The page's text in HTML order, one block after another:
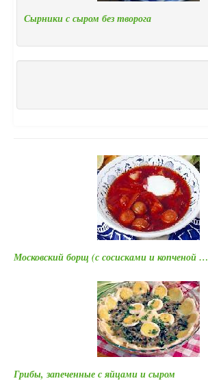
Сырники с сыром без творога
Московский борщ (с сосисками и копченой …
Грибы, запеченные с яйцами и сыром